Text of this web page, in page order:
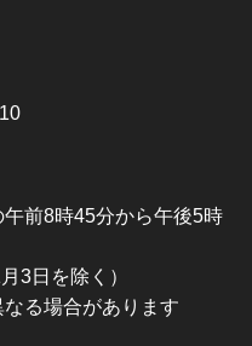
前8時45分から午後5時
3日を除く）
る場合があります